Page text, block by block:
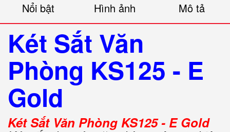
Nổi bật Hình ảnh Mô tả
Két Sắt Văn
Phòng KS125 - E
Gold
Két Sắt Văn Phòng KS125 - E Gold